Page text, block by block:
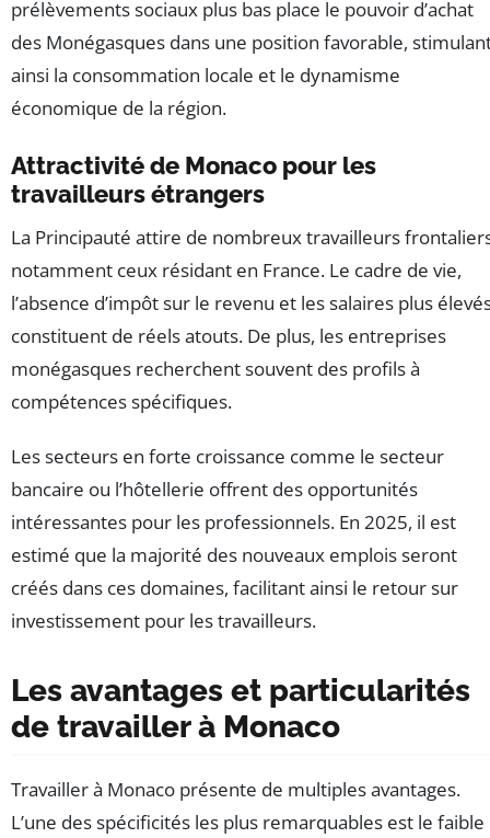
prélèvements sociaux plus bas place le pouvoir d’achat
des Monégasques dans une position favorable,
ainsi la consommation locale et le dynamisme
économique de la région.
Attractivité de Monaco pour les
travailleurs étrangers
La Principauté attire de nombreux travailleurs
notamment ceux résidant en France. Le cadre de vie,
l’absence d’impôt sur le revenu et les salaires plus
constituent de réels atouts. De plus, les entreprises
monégasques recherchent souvent des profils à
compétences spécifiques.
Les secteurs en forte croissance comme le secteur
bancaire ou l’hôtellerie offrent des opportunités
intéressantes pour les professionnels. En 2025, il est
estimé que la majorité des nouveaux emplois seront
créés dans ces domaines, facilitant ainsi le retour sur
investissement pour les travailleurs.
Les avantages et particularités
de travailler à Monaco
Travailler à Monaco présente de multiples avantages.
L’une des spécificités les plus remarquables est le faible